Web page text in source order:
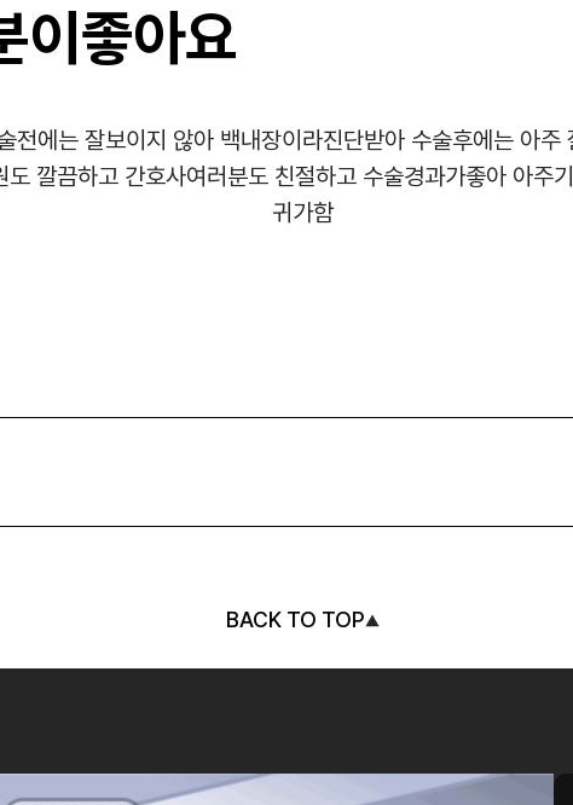
이좋아요
전에는 잘보이지 않아 백내장이라진단받아 수술후에는 아주
도 깔끔하고 간호사여러분도 친절하고 수술경과가좋아 아주
귀가함
BACK TO TOP